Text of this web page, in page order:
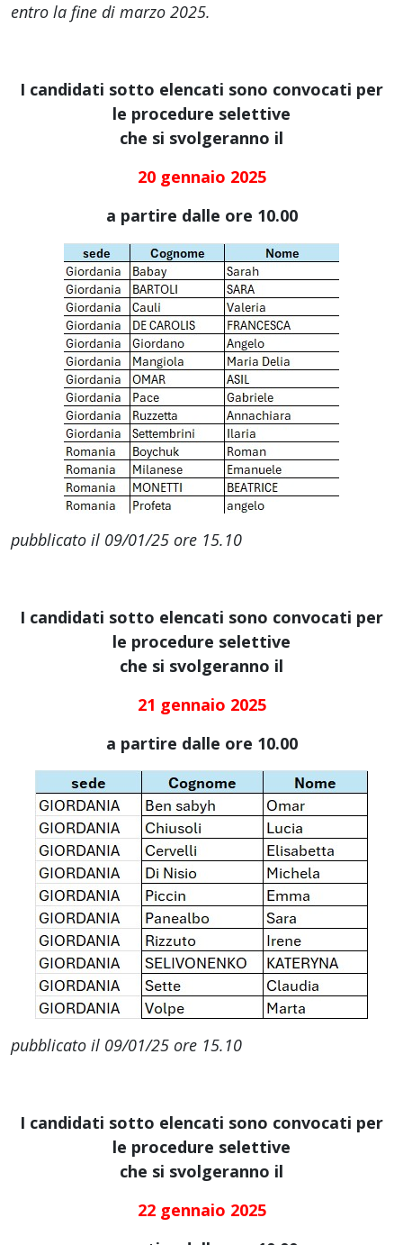
entro la fine di marzo 2025.
I candidati sotto elencati sono convocati per
le procedure selettive
che si svolgeranno il
20 gennaio 2025
a partire dalle ore 10.00
pubblicato il 09/01/25 ore 15.10
I candidati sotto elencati sono convocati per
le procedure selettive
che si svolgeranno il
21 gennaio 2025
a partire dalle ore 10.00
pubblicato il 09/01/25 ore 15.10
I candidati sotto elencati sono convocati per
le procedure selettive
che si svolgeranno il
22 gennaio 2025